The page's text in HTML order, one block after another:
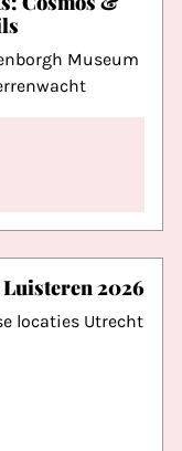
Museum
2026
locaties Utrecht